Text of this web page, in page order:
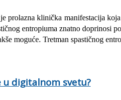
prolazna klinička manifestacija
entropiuma znatno doprinosi
moguće. Tretman spastičnog
u digitalnom svetu?